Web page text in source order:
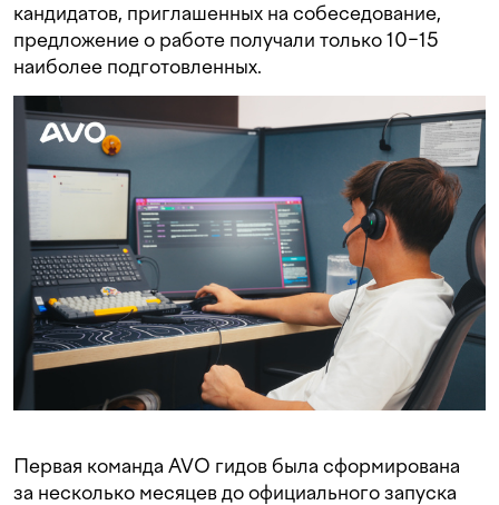
кандидатов, приглашенных на собеседование,
предложение о работе получали только 10−15
наиболее подготовленных.
Первая команда AVO гидов была сформирована
за несколько месяцев до официального запуска